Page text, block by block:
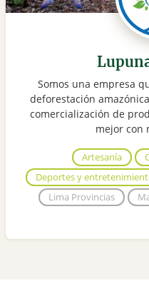
Somos una empresa
deforestación
comercialización de
mejor con
Artesanía
Deportes y
Lima Provincias